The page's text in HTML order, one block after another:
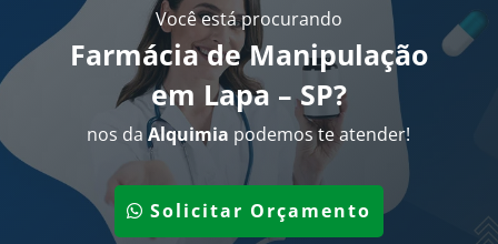
Você está procurando
Farmácia de Manipulação
em Lapa – SP?
nos daAlquimia podemos te atender!
Solicitar Orçamento